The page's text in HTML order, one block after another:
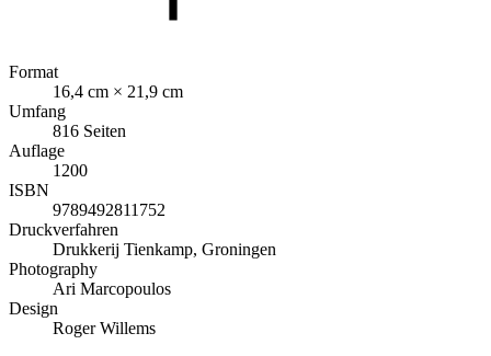
Format
16,4 cm × 21,9 cm
Umfang
816 Seiten
Auflage
1200
ISBN
9789492811752
Druckverfahren
Drukkerij Tienkamp, Groningen
Photography
Ari Marcopoulos
Design
Roger Willems